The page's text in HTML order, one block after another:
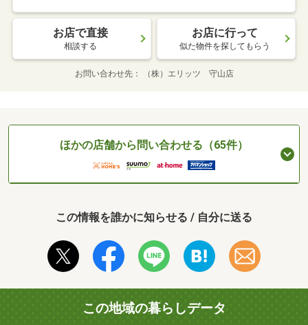
お店で直接
相談する
お店に行って
似た物件を探してもらう
お問い合わせ先 （株）エリッツ 守山店
ほかの店舗から問い合わせる（65件）
この情報を誰かに知らせる / 自分に送る
この地域の暮らしデータ